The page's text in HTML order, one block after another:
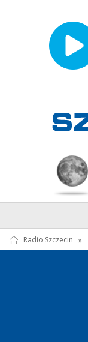
Radio Szczecin »